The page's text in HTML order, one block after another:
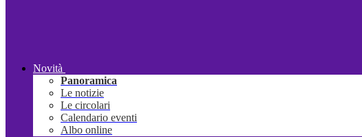
Novità
Panoramica
Le notizie
Le circolari
Calendario eventi
Albo online